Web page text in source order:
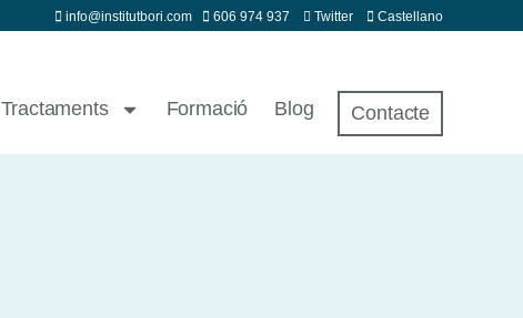
info@institutbori.com 606 974 937 Twitter Castellano
Tractaments Formació Blog Contacte